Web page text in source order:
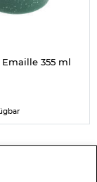
Emaille 355 ml